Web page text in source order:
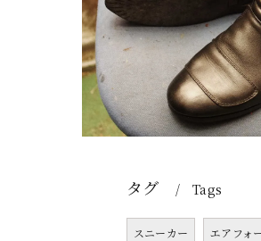
タグ Tags
スニーカー エアフォ